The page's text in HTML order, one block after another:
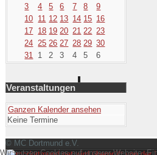
3
4 5 6 7 8
9
10 11 12 13 14 15 16
17 18 19 20 21 22 23
24 25 26 27 28 29 30
31 1 2 3 4 5 6
Veranstaltungen
Ganzen Kalender ansehen
Keine Termine
© MC Dortmund e.V.
Wir nutzen Cookies auf unserer Website.